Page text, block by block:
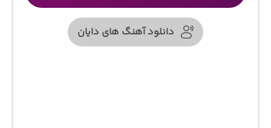
دانلود آهنگ های دایان